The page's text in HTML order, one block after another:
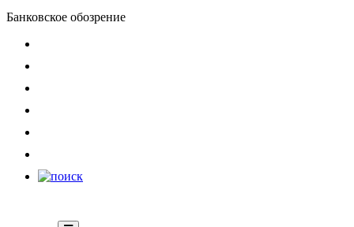
Банковское обозрение